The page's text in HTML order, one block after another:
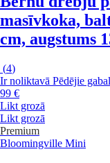
masīvkoka,
cm, augstums
(4)
Ir noliktavā Pēdējie
99 €
Likt grozā
Likt grozā
Premium
Bloomingville Mini